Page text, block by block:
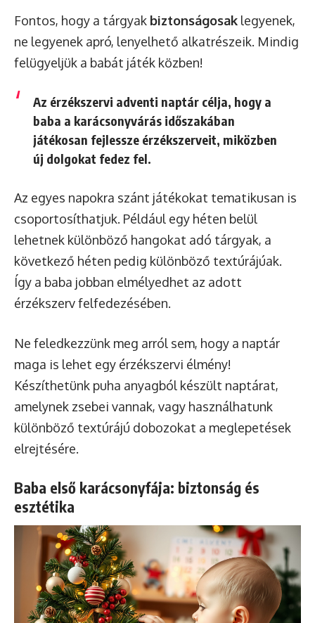
Fontos, hogy a tárgyak biztonságosak legyenek,
ne legyenek apró, lenyelhető alkatrészeik. Mindig
felügyeljük a babát játék közben!
Az érzékszervi adventi naptár célja, hogy a
baba a karácsonyvárás időszakában
játékosan fejlessze érzékszerveit, miközben
új dolgokat fedez fel.
Az egyes napokra szánt játékokat tematikusan is
csoportosíthatjuk. Például egy héten belül
lehetnek különböző hangokat adó tárgyak, a
következő héten pedig különböző textúrájúak.
Így a baba jobban elmélyedhet az adott
érzékszerv felfedezésében.
Ne feledkezzünk meg arról sem, hogy a naptár
maga is lehet egy érzékszervi élmény!
Készíthetünk puha anyagból készült naptárat,
amelynek zsebei vannak, vagy használhatunk
különböző textúrájú dobozokat a meglepetések
elrejtésére.
Baba első karácsonyfája: biztonság és
esztétika